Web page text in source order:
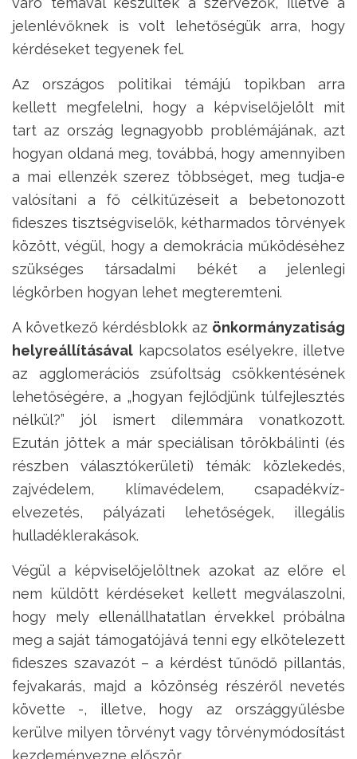
jelenlévőknek is volt lehetőségük arra, hogy
kérdéseket tegyenek fel.
Az országos politikai témájú topikban arra
kellett megfelelni, hogy a képviselőjelölt mit
tart az ország legnagyobb problémájának, azt
hogyan oldaná meg, továbbá, hogy amennyiben
a mai ellenzék szerez többséget, meg tudja-e
valósítani a fő célkitűzéseit a bebetonozott
fideszes tisztségviselők, kétharmados törvények
között, végül, hogy a demokrácia működéséhez
szükséges társadalmi békét a jelenlegi
légkörben hogyan lehet megteremteni.
A következő kérdésblokk az önkormányzatiság
helyreállításával kapcsolatos esélyekre, illetve
az agglomerációs zsúfoltság csökkentésének
lehetőségére, a „hogyan fejlődjünk túlfejlesztés
nélkül?” jól ismert dilemmára vonatkozott.
Ezután jöttek a már speciálisan törökbálinti (és
részben választókerületi) témák: közlekedés,
zajvédelem, klímavédelem, csapadékvíz-
elvezetés, pályázati lehetőségek, illegális
hulladéklerakások.
Végül a képviselőjelöltnek azokat az előre el
nem küldött kérdéseket kellett megválaszolni,
hogy mely ellenállhatatlan érvekkel próbálna
meg a saját támogatójává tenni egy elkötelezett
fideszes szavazót – a kérdést tűnődő pillantás,
fejvakarás, majd a közönség részéről nevetés
követte -, illetve, hogy az országgyűlésbe
kerülve milyen törvényt vagy törvénymódosítást
kezdeményezne először.